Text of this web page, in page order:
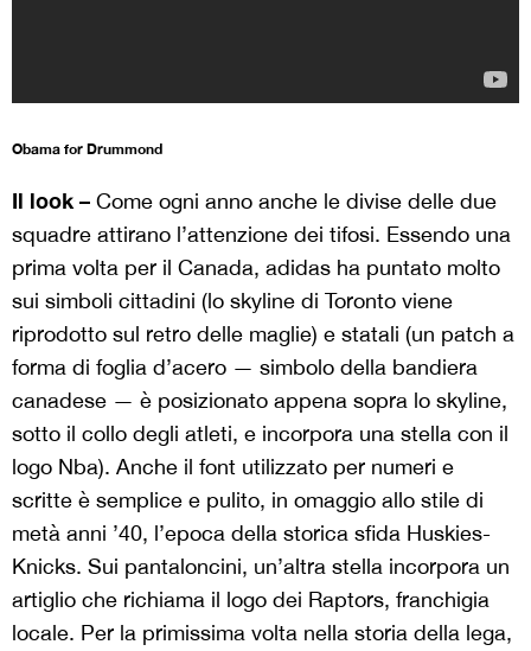
Obama for Drummond
Il look – Come ogni anno anche le divise delle due
squadre attirano l’attenzione dei tifosi. Essendo una
prima volta per il Canada, adidas ha puntato molto
sui simboli cittadini (lo skyline di Toronto viene
riprodotto sul retro delle maglie) e statali (un patch a
forma di foglia d’acero — simbolo della bandiera
canadese — è posizionato appena sopra lo skyline,
sotto il collo degli atleti, e incorpora una stella con il
logo Nba). Anche il font utilizzato per numeri e
scritte è semplice e pulito, in omaggio allo stile di
metà anni ’40, l’epoca della storica sfida Huskies-
Knicks. Sui pantaloncini, un’altra stella incorpora un
artiglio che richiama il logo dei Raptors, franchigia
locale. Per la primissima volta nella storia della lega,